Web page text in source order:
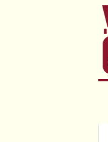
A
S
V